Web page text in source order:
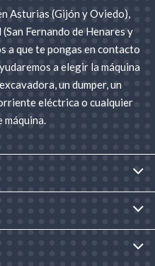
Asturias (Gijón y Oviedo),
Fernando de Henares y
a que te pongas en contacto
a elegir la máquina
un dumper, un
eléctrica o cualquier